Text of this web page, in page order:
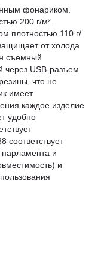
фонариком.
200 г/м².
плотностью 110 г/
от холода
съемный
USB-разъем
что не
имеет
каждое изделие
удобно
соответствует
парламента и
и